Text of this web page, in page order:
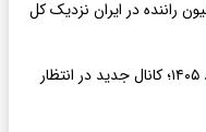
راننده شدند؟/ حدود 10 میلیون راننده در ایران نزدیک کل
پیش بینی قیمت دلار فردا ۲۰ مرداد ۱۴۰۵؛ کانال جدید در انتظار